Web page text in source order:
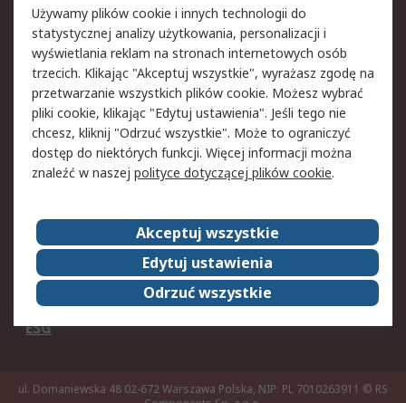
Pomoc
Aspekty prawne
Bezpieczeństwo e-
maila
Polityka dotycząca
plików cookie
Polityka prywatności
Użytkowanie witryny
Zastrzeżenia prawne
Warunki Sprzedaży
O firmie RS
Grupa RS
Kontakt
O firmie RS
RS na świecie
Kariera
Nagrody dla RS
ESG
ul. Domaniewska 48 02-672 Warszawa Polska, NIP: PL 7010263911 © RS
Używamy plików cookie i innych technologii do
statystycznej analizy użytkowania, personalizacji i
wyświetlania reklam na stronach internetowych osób
trzecich. Klikając "Akceptuj wszystkie", wyrażasz zgodę na
przetwarzanie wszystkich plików cookie. Możesz wybrać
pliki cookie, klikając "Edytuj ustawienia". Jeśli tego nie
chcesz, kliknij "Odrzuć wszystkie". Może to ograniczyć
dostęp do niektórych funkcji. Więcej informacji można
znaleźć w naszej polityce dotyczącej plików cookie.
Akceptuj wszystkie
Edytuj ustawienia
Odrzuć wszystkie